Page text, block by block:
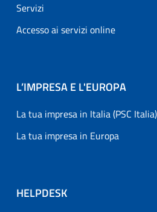
Servizi
Accesso ai servizi online
L’IMPRESA E L'EUROPA
La tua impresa in Italia (PSC Italia)
La tua impresa in Europa
HELPDESK